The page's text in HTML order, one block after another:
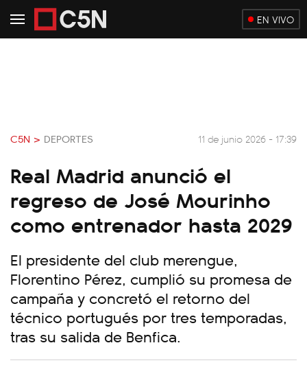
EN VIVO
C5N > DEPORTES 11 de junio 2026 - 17:39
Real Madrid anunció el
regreso de José Mourinho
como entrenador hasta 2029
El presidente del club merengue,
Florentino Pérez, cumplió su promesa de
campaña y concretó el retorno del
técnico portugués por tres temporadas,
tras su salida de Benfica.